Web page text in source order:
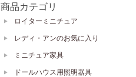
商品カテゴリ
ロイターミニチュア
レディ・アンのお気に入り
ミニチュア家具
ドールハウス用照明器具